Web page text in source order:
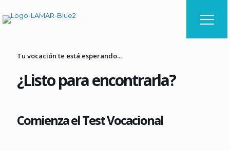
Tu vocación te está esperando...
¿Listo para encontrarla?
Comienza el Test Vocacional